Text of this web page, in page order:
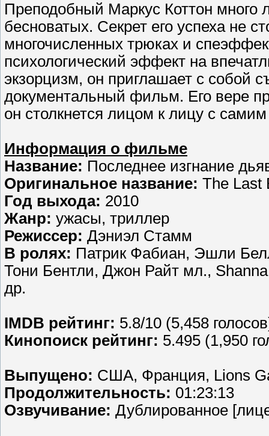
Преподобный Маркус Коттон много
бесноватых. Секрет его успеха не
многочисленных трюках и
психологический эффект на
экзорцизм, он приглашает с собой
документальный фильм. Его вере
он столкнется лицом к лицу с
Информация о фильме
Название: Последнее изгнание
Оригинальное название: The Last
Год выхода: 2010
Жанр: ужасы, триллер
Режиссер: Дэниэл Стамм
В ролях: Патрик Фабиан, Эшли
Тони Бентли, Джон Райт мл.,
др.
IMDB рейтинг: 5.8/10 (5,458
Кинопоиск рейтинг: 5.495 (1,950
Выпущено: США, Франция, Lions
Продолжительность: 01:23:13
Озвучивание: Дублированное